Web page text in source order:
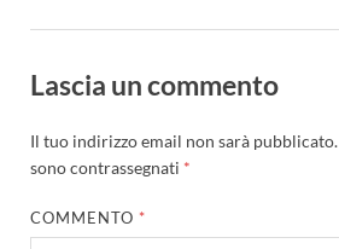
Lascia un commento
Il tuo indirizzo email non sarà pubblicato.
sono contrassegnati *
COMMENTO *